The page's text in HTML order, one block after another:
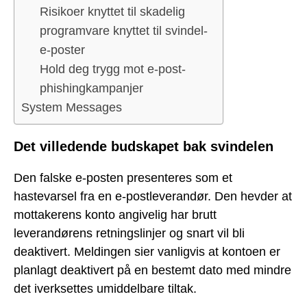
Risikoer knyttet til skadelig
programvare knyttet til svindel-
e-poster
Hold deg trygg mot e-post-
phishingkampanjer
System Messages
Det villedende budskapet bak svindelen
Den falske e-posten presenteres som et
hastevarsel fra en e-postleverandør. Den hevder at
mottakerens konto angivelig har brutt
leverandørens retningslinjer og snart vil bli
deaktivert. Meldingen sier vanligvis at kontoen er
planlagt deaktivert på en bestemt dato med mindre
det iverksettes umiddelbare tiltak.